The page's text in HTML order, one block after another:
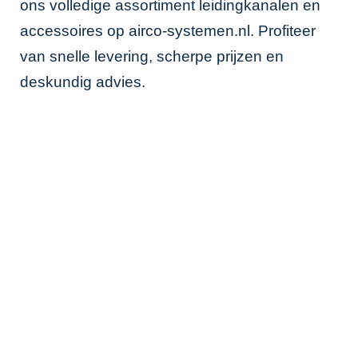
ons volledige assortiment leidingkanalen en
accessoires op airco-systemen.nl . Profiteer
van snelle levering, scherpe prijzen en
deskundig advies.